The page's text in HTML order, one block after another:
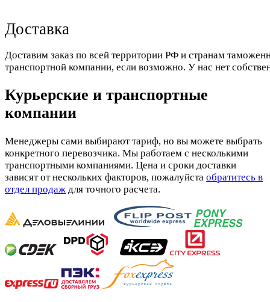
Доставка
Доставим заказ по всей территории РФ и странам
транспортной компании, если возможно. У нас нет
Курьерские и транспортные
компании
Менеджеры сами выбирают тариф, но вы можете выбрать
конкретного перевозчика. Мы работаем с несколькими
транспортными компаниями. Цена и сроки доставки
зависят от нескольких факторов, пожалуйста обратитесь в
отдел продаж для точного расчета.